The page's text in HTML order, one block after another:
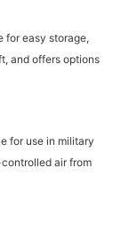
for easy storage,
and offers options
for use in military
air from